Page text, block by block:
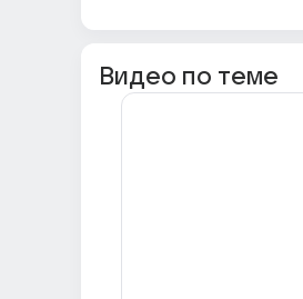
Видео по теме